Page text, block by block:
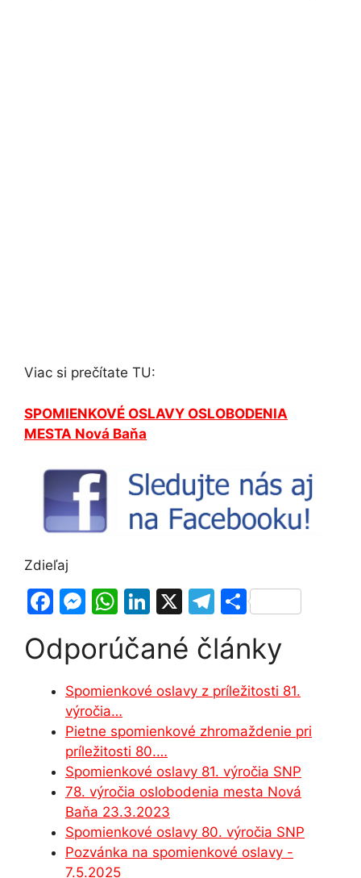
Viac si prečítate TU:
SPOMIENKOVÉ OSLAVY OSLOBODENIA
MESTA Nová Baňa
Zdieľaj
F
c
e
b
o
o
k
M
s
e
n
g
er
W
at
s
A
p
p
Li
k
e
dI
n
X
T
e
gr
a
m
S
ar
e
Odporúčané články
Spomienkové oslavy z príležitosti 81.
výročia…
Pietne spomienkové zhromaždenie pri
príležitosti 80.…
Spomienkové oslavy 81. výročia SNP
78. výročia oslobodenia mesta Nová
Baňa 23.3.2023
Spomienkové oslavy 80. výročia SNP
Pozvánka na spomienkové oslavy -
7.5.2025